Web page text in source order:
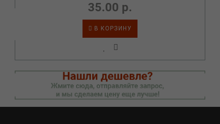
35.00 р.
В КОРЗИНУ